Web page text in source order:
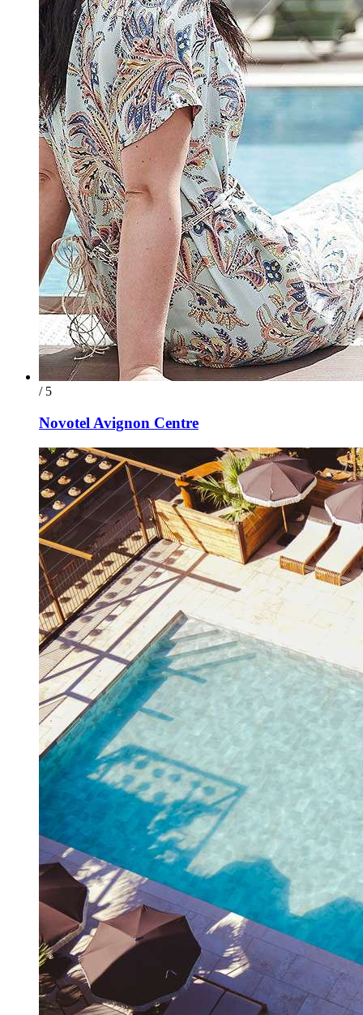
/ 5
Novotel Avignon Centre